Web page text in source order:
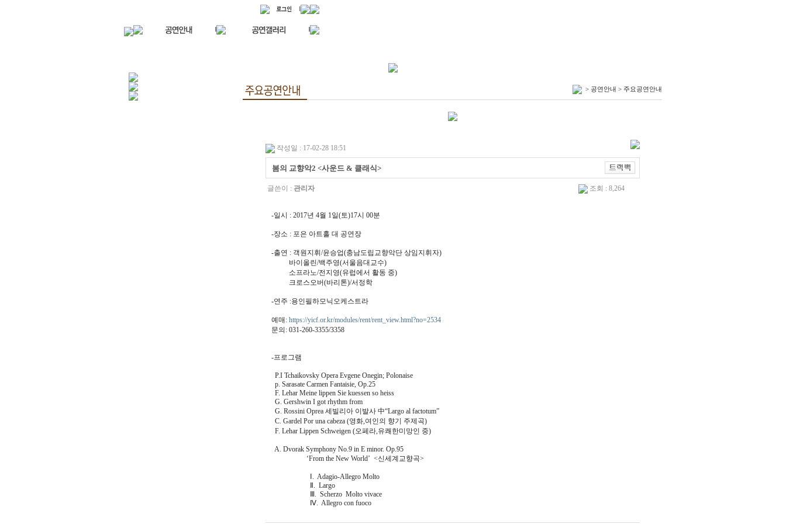
> 공연안내 > 주요공연안내
작성일 : 17-02-28 18:51
봄의 교향악2 <사운드 & 클래식>
글쓴이 : 관리자 조회 : 8,264
-일시 : 2017년 4월 1일(토)17시 00분
-장소 : 포은 아트홀 대 공연장
-출연 : 객원지휘/윤승업(충남도립교향악단 상임지휘자)
바이올린/백주영(서울음대교수)
소프라노/전지영(유럽에서 활동 중)
크로스오버(바리톤)/서정학
-연주 :용인필하모닉오케스트라
예매: https://yicf.or.kr/modules/rent/rent_view.html?no=2534
문의: 031-260-3355/3358
-프로그램
P.I Tchaikovsky Opera Evgene Onegin; Polonaise
p. Sarasate Carmen Fantaisie, Op.25
F. Lehar Meine lippen Sie kuessen so heiss
G. Gershwin I got rhythm from
G. Rossini Oprea 세빌리아 이발사 中“Largo al factotum”
C. Gardel Por una cabeza (영화,여인의 향기 주제곡)
F. Lehar Lippen Schweigen (오페라,유쾌한미망인 중)
A. Dvorak Symphony No.9 in E minor. Op.95
‘From the New World’ <신세계교향곡>
Ⅰ. Adagio-Allegro Molto
Ⅱ. Largo
Ⅲ. Scherzo Molto vivace
Ⅳ. Allegro con fuoco